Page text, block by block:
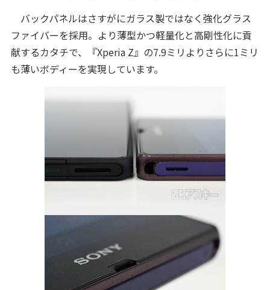
バックパネルはさすがにガラス製ではなく強化グラス
ファイバーを採用。より薄型かつ軽量化と高剛性化に貢
献するカタチで、『Xperia Z』の7.9ミリよりさらに1ミリ
も薄いボディーを実現しています。